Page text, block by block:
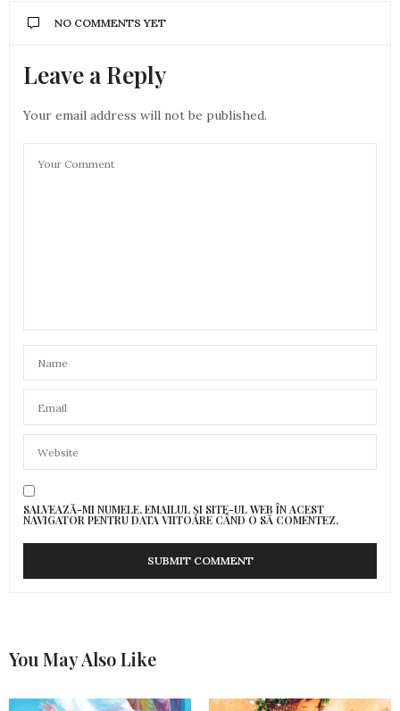
NO COMMENTS YET
Leave a Reply
Your email address will not be published.
SALVEAZĂ-MI NUMELE, EMAILUL ȘI SITE-UL WEB ÎN ACEST
NAVIGATOR PENTRU DATA VIITOARE CÂND O SĂ COMENTEZ.
You May Also Like